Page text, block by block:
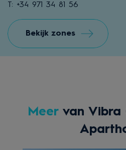
T: +34 971 34 81 56
Bekijk zones
Meervan Vibra